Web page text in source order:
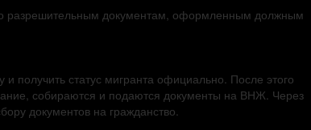
разрешительным документам, оформленным должным
получить статус мигранта официально. После этого
собираются и подаются документы на ВНЖ. Через
документов на гражданство.